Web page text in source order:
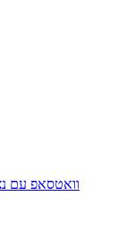
וואטסאפ עם נציגה